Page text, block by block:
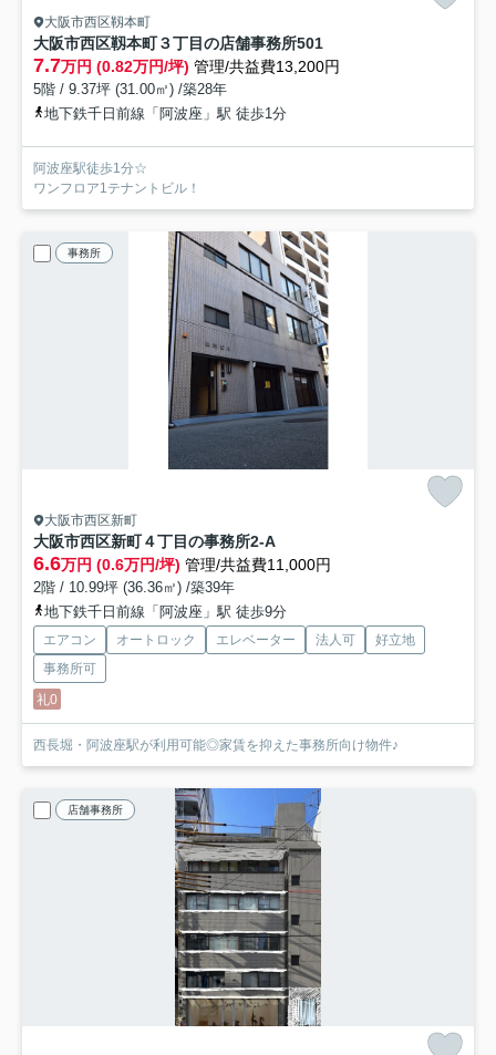
大阪市西区靱本町
大阪市西区靱本町３丁目の店舗事務所501
7.7万円 (0.82万円/坪) 管理/共益費13,200円
5階 / 9.37坪 (31.00㎡) /築28年
地下鉄千日前線「阿波座」駅 徒歩1分
阿波座駅徒歩1分☆
ワンフロア1テナントビル！
事務所
大阪市西区新町
大阪市西区新町４丁目の事務所2-A
6.6万円 (0.6万円/坪) 管理/共益費11,000円
2階 / 10.99坪 (36.36㎡) /築39年
地下鉄千日前線「阿波座」駅 徒歩9分
エアコン オートロック エレベーター 法人可
好立地
事務所可
礼0
西長堀・阿波座駅が利用可能◎家賃を抑えた事務所向け物件♪
店舗事務所